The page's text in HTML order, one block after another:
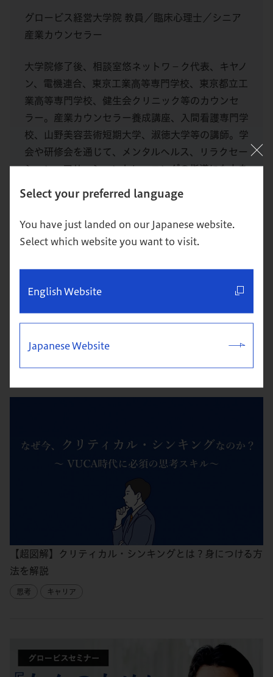
Select your preferred language
You have just landed on our Japanese website.
Select which website you want to visit.
English Website
Japanese Website
グロービス経営大学院 教員／臨床心理士／シニア
産業カウンセラー
大学院修了後、相談室悠ネットワ－ク代表、キヤノ
ン、電機連合、東京工業高等専門学校、東京都立工
業高等専門学校、健生会クリニック等のカウンセ
ラー。産業カウンセラー養成講座、入間看護専門学
校、山野美容芸術短期大学、淑徳大学等の講師。学
会や研修会を通じて、メンタルヘルス、リラクセー
ション、アサーショントレーニングの指導にも力を
学専攻修士課程修了
【超図解】クリティカル・シンキングとは？身につける方
法を解説
思考 キャリア